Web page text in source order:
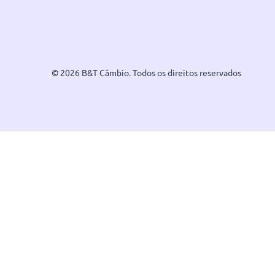
© 2026 B&T Câmbio. Todos os direitos reservados